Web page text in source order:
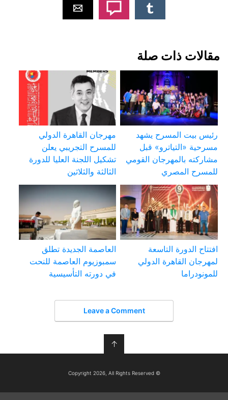
مقالات ذات صلة
رئيس بيت المسرح يشهد
مسرحية «التياترو» قبل
مشاركته بالمهرجان القومي
للمسرح المصري
مهرجان القاهرة الدولي
للمسرح التجريبي يعلن
تشكيل اللجنة العليا للدورة
الثالثة والثلاثين
افتتاح الدورة التاسعة
لمهرجان القاهرة الدولي
للمونودراما
العاصمة الجديدة تطلق
سمبوزيوم العاصمة للنحت
في دورته التأسيسية
Leave a Comment
↑
© Copyright 2026, All Rights Reserved